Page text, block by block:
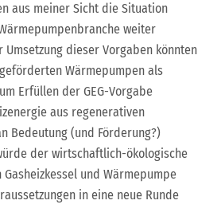
aus meiner Sicht die Situation
weiter
dieser Vorgaben könnten
Wärmepumpen als
Erfüllen der GEG-Vorgabe
aus regenerativen
Bedeutung (und Förderung?)
der wirtschaftlich-ökologische
und Wärmepumpe
in eine neue Runde